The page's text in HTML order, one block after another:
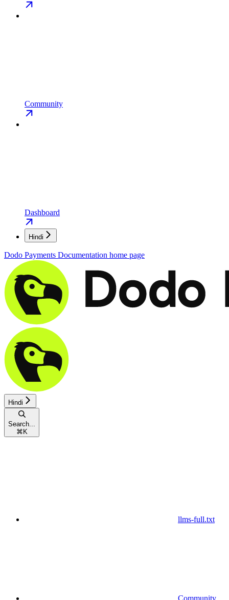
Community
Dashboard
Hindi
Dodo Payments Documentation home page
Hindi
Search...
⌘ K
llms-full.txt
Community